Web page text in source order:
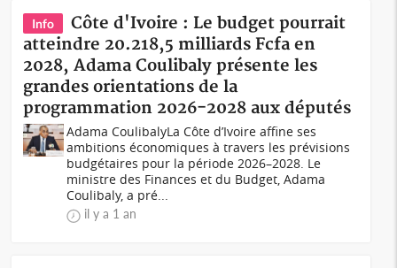
Info
Côte d'Ivoire : Le budget pourrait
atteindre 20.218,5 milliards Fcfa en
2028, Adama Coulibaly présente les
grandes orientations de la
programmation 2026-2028 aux députés
Adama CoulibalyLa Côte d’Ivoire affine ses
ambitions économiques à travers les prévisions
budgétaires pour la période 2026–2028. Le
ministre des Finances et du Budget, Adama
Coulibaly, a pré...
il y a 1 an